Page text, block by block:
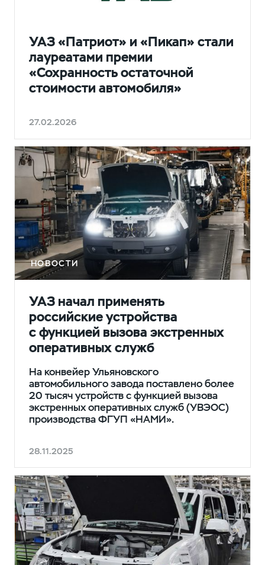
УАЗ «Патриот» и «Пикап» стали
лауреатами премии
«Сохранность остаточной
стоимости автомобиля»
27.02.2026
НОВОСТИ
УАЗ начал применять
российские устройства
с функцией вызова экстренных
оперативных служб
На конвейер Ульяновского
автомобильного завода поставлено более
20 тысяч устройств с функцией вызова
экстренных оперативных служб (УВЭОС)
производства ФГУП «НАМИ».
28.11.2025